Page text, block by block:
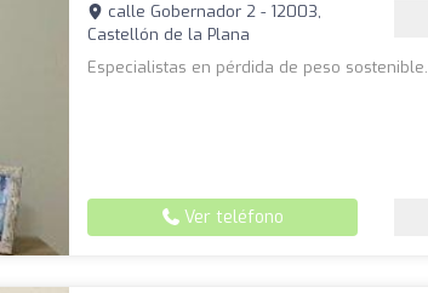
calle Gobernador 2 - 12003,
Castellón de la Plana
Especialistas en pérdida de peso sostenible.
Ver teléfono